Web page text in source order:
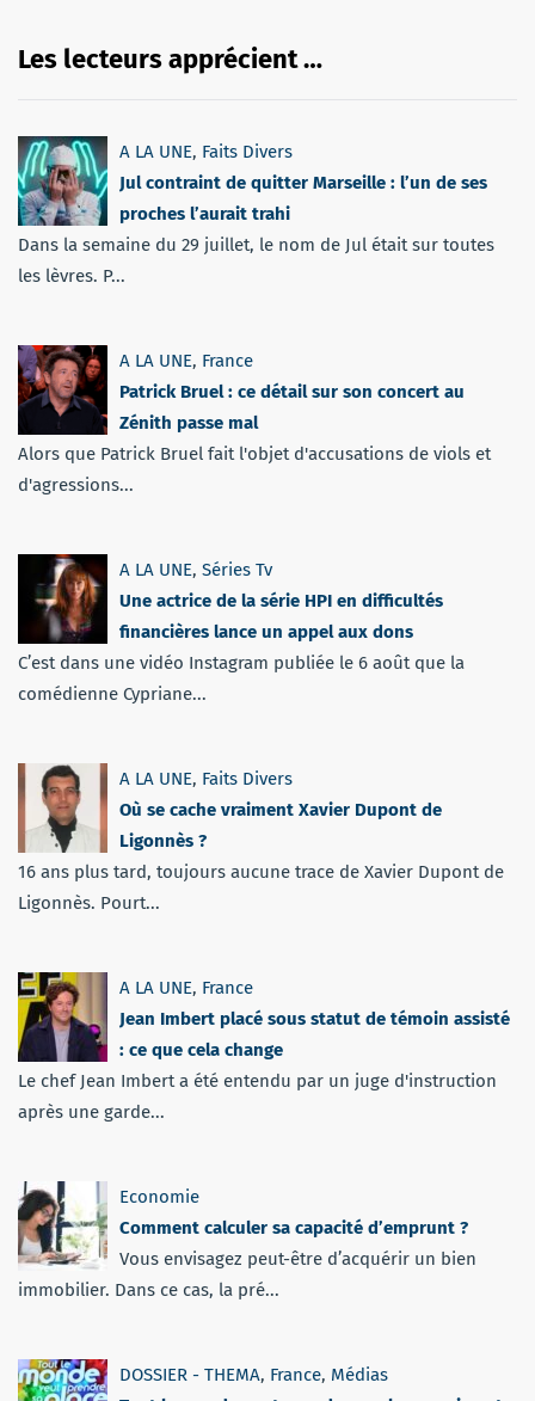
Les lecteurs apprécient …
A LA UNE, Faits Divers
Jul contraint de quitter Marseille : l’un de ses
proches l’aurait trahi
Dans la semaine du 29 juillet, le nom de Jul était sur toutes
les lèvres. P...
A LA UNE, France
Patrick Bruel : ce détail sur son concert au
Zénith passe mal
Alors que Patrick Bruel fait l'objet d'accusations de viols et
d'agressions...
A LA UNE, Séries Tv
Une actrice de la série HPI en difficultés
financières lance un appel aux dons
C’est dans une vidéo Instagram publiée le 6 août que la
comédienne Cypriane...
A LA UNE, Faits Divers
Où se cache vraiment Xavier Dupont de
Ligonnès ?
16 ans plus tard, toujours aucune trace de Xavier Dupont de
Ligonnès. Pourt...
A LA UNE, France
Jean Imbert placé sous statut de témoin assisté
: ce que cela change
Le chef Jean Imbert a été entendu par un juge d'instruction
après une garde...
Economie
Comment calculer sa capacité d’emprunt ?
Vous envisagez peut-être d’acquérir un bien
immobilier. Dans ce cas, la pré...
DOSSIER - THEMA, France, Médias